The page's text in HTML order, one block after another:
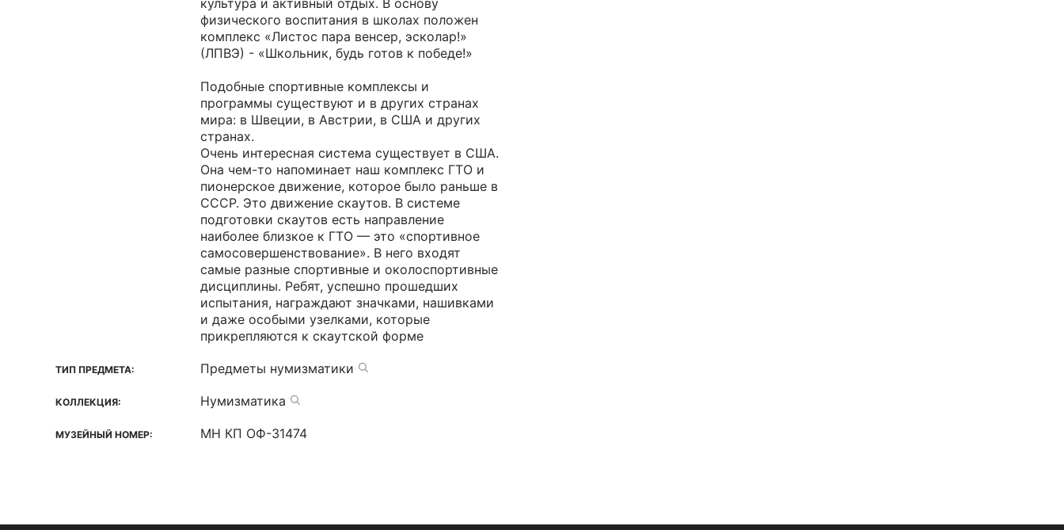
культура и активный отдых. В основу
физического воспитания в школах положен
комплекс «Листос пара венсер, эсколар!»
(ЛПВЭ) - «Школьник, будь готов к победе!»
Подобные спортивные комплексы и
программы существуют и в других странах
мира: в Швеции, в Австрии, в США и других
странах.
Очень интересная система существует в США.
Она чем-то напоминает наш комплекс ГТО и
пионерское движение, которое было раньше в
СССР. Это движение скаутов. В системе
подготовки скаутов есть направление
наиболее близкое к ГТО — это «спортивное
самосовершенствование». В него входят
самые разные спортивные и околоспортивные
дисциплины. Ребят, успешно прошедших
испытания, награждают значками, нашивками
и даже особыми узелками, которые
прикрепляются к скаутской форме
ТИП ПРЕДМЕТА: Предметы нумизматики
КОЛЛЕКЦИЯ: Нумизматика
МУЗЕЙНЫЙ НОМЕР: МН КП ОФ-31474